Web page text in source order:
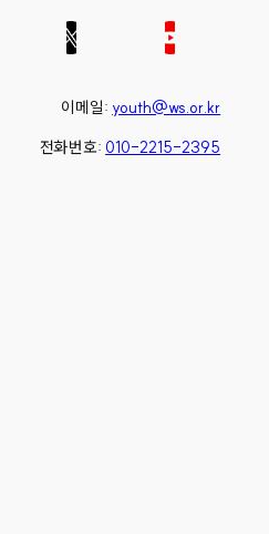
이메일: youth@ws.or.kr
전화번호: 010-2215-2395